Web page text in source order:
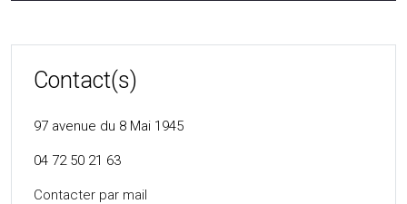
Contact(s)
97 avenue du 8 Mai 1945
04 72 50 21 63
Contacter par mail